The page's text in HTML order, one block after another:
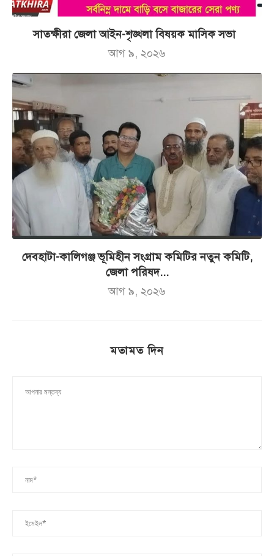
সাতক্ষীরা জেলা আইন-শৃঙ্খলা বিষয়ক মাসিক সভা
আগ ৯, ২০২৬
দেবহাটা-কালিগঞ্জ ভূমিহীন সংগ্রাম কমিটির নতুন কমিটি,
জেলা পরিষদ...
আগ ৯, ২০২৬
মতামত দিন